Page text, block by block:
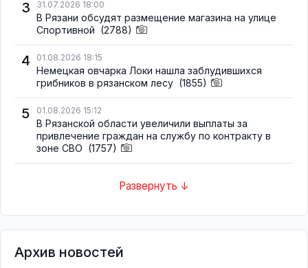
3 31.07.2026 18:00
В Рязани обсудят размещение магазина на улице
Спортивной (2788)
4 01.08.2026 18:15
Немецкая овчарка Локи нашла заблудившихся
грибников в рязанском лесу (1855)
5 01.08.2026 15:12
В Рязанской области увеличили выплаты за
привлечение граждан на службу по контракту в
зоне СВО (1757)
Развернуть ↓
Архив новостей